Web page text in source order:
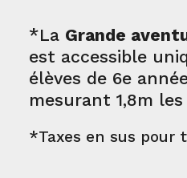
*La Grande
est accessible
élèves de 6e
mesurant 1,8m
*Taxes en sus pour